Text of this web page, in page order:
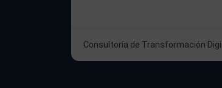
Consultoría de Transformación